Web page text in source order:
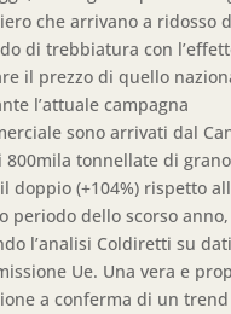
che arrivano a ridosso
di trebbiatura con
il prezzo di quello
l’attuale campagna
sono arrivati dal
800mila tonnellate di
doppio (+104%) rispetto
periodo dello scorso anno,
l’analisi Coldiretti su
Ue. Una vera e
a conferma di un